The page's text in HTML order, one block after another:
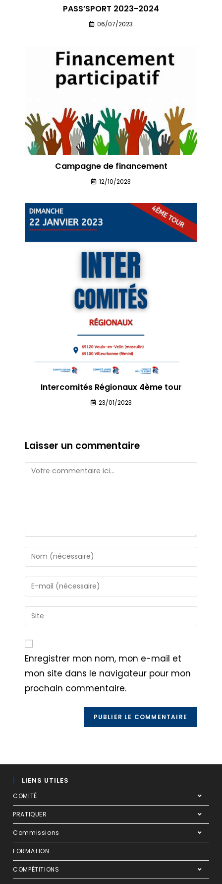
PASS’SPORT 2023-2024
06/07/2023
Campagne de financement
12/10/2023
Intercomités Régionaux 4ème tour
23/01/2023
Laisser un commentaire
Enregistrer mon nom, mon e-mail et
mon site dans le navigateur pour mon
prochain commentaire.
LIENS UTILES
COMITÉ
PRATIQUER
Commissions
FORMATION
COMPÉTITIONS